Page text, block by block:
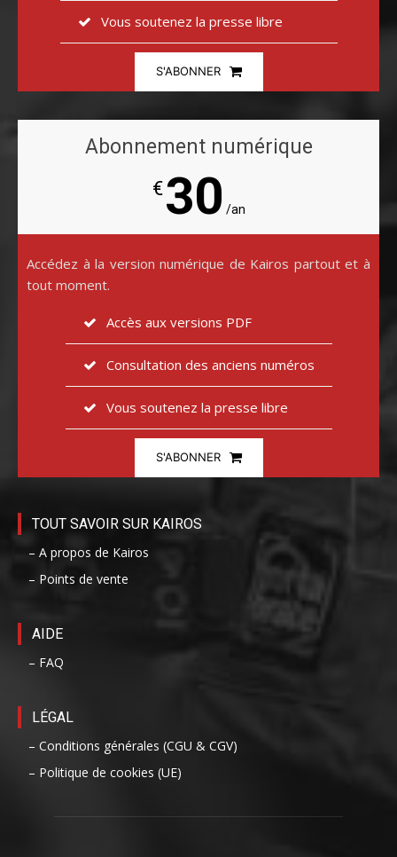
Vous soutenez la presse libre
S'ABONNER
Abonnement numérique
€30 /an
Accédez à la version numérique de Kairos partout et à
tout moment.
Accès aux versions PDF
Consultation des anciens numéros
Vous soutenez la presse libre
S'ABONNER
TOUT SAVOIR SUR KAIROS
– A propos de Kairos
– Points de vente
AIDE
– FAQ
LÉGAL
– Conditions générales (CGU & CGV)
– Politique de cookies (UE)